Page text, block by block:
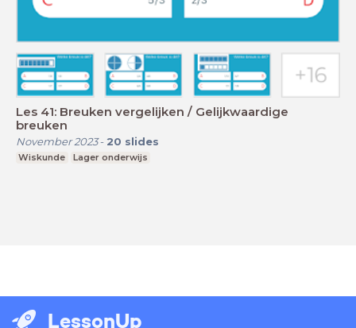
Les 41: Breuken vergelijken / Gelijkwaardige
breuken
November 2023- 20 slides
Wiskunde Lager onderwijs
LessonUp